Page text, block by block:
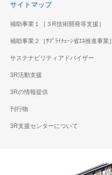
サイトマップ
補助事業１［３R技術開発等支援］
補助事業２［ｻﾌﾟﾗｲﾁｪｰﾝ省ｴﾈ推進事業］
サステナビリティアドバイザー
3R活動支援
3Rの情報提供
刊行物
3R支援センターについて